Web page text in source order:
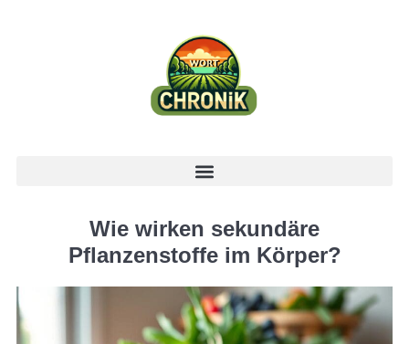
Wie wirken sekundäre
Pflanzenstoffe im Körper?